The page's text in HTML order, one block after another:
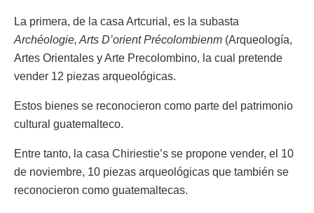
La primera, de la casa Artcurial, es la subasta
Archéologie, Arts D’orient Précolombienm (Arqueología,
Artes Orientales y Arte Precolombino, la cual pretende
vender 12 piezas arqueológicas.
Estos bienes se reconocieron como parte del patrimonio
cultural guatemalteco.
Entre tanto, la casa Chiriestie’s se propone vender, el 10
de noviembre, 10 piezas arqueológicas que también se
reconocieron como guatemaltecas.